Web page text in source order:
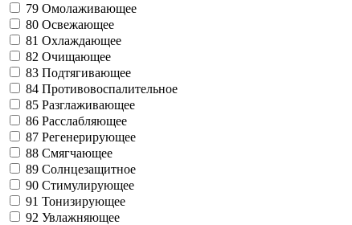
79 Омолаживающее
80 Освежающее
81 Охлаждающее
82 Очищающее
83 Подтягивающее
84 Противовоспалительное
85 Разглаживающее
86 Расслабляющее
87 Регенерирующее
88 Смягчающее
89 Солнцезащитное
90 Стимулирующее
91 Тонизирующее
92 Увлажняющее